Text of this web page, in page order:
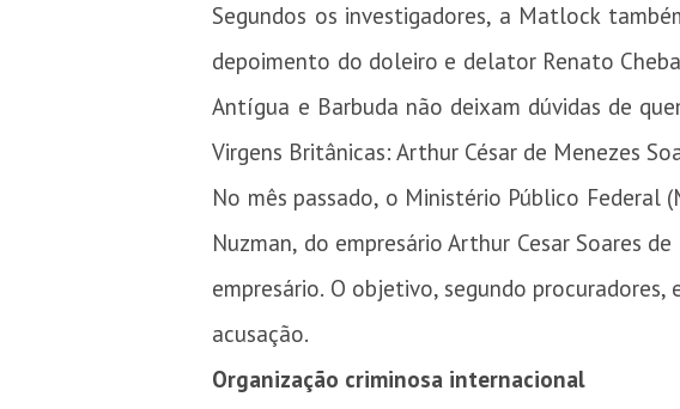
Segundos os investigadores, a Matlock
depoimento do doleiro e delator Renato
Antígua e Barbuda não deixam dúvidas de
Virgens Britânicas: Arthur César de Menezes
No mês passado, o Ministério Público
Nuzman, do empresário Arthur Cesar Soares
empresário. O objetivo, segundo
acusação.
Organização criminosa internacional